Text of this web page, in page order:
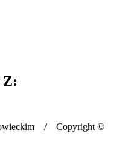
Z:
/ Copyright ©